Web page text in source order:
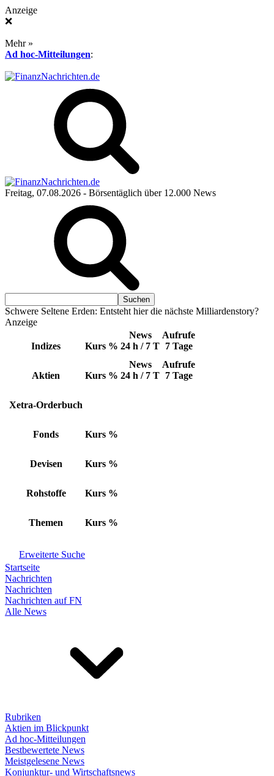
Anzeige
❌
Mehr »
Ad hoc-Mitteilungen:
Freitag, 07.08.2026 - Börsentäglich über 12.000 News
Schwere Seltene Erden: Entsteht hier die nächste Milliardenstory?
Anzeige
Indizes Kurs %
News
24 h / 7 T
Aufrufe
7 Tage
Aktien Kurs %
News
24 h / 7 T
Aufrufe
7 Tage
Xetra-Orderbuch
Fonds Kurs %
Devisen Kurs %
Rohstoffe Kurs %
Themen Kurs %
Erweiterte Suche
Startseite
Nachrichten
Nachrichten
Nachrichten auf FN
Alle News
Rubriken
Aktien im Blickpunkt
Ad hoc-Mitteilungen
Bestbewertete News
Meistgelesene News
Konjunktur- und Wirtschaftsnews